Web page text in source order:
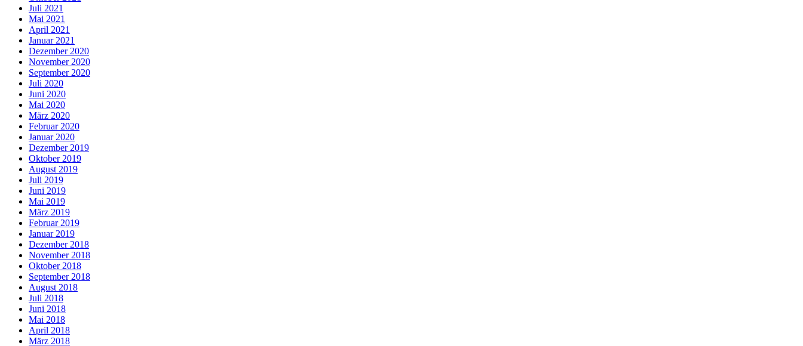
Juli 2021
Mai 2021
April 2021
Januar 2021
Dezember 2020
November 2020
September 2020
Juli 2020
Juni 2020
Mai 2020
März 2020
Februar 2020
Januar 2020
Dezember 2019
Oktober 2019
August 2019
Juli 2019
Juni 2019
Mai 2019
März 2019
Februar 2019
Januar 2019
Dezember 2018
November 2018
Oktober 2018
September 2018
August 2018
Juli 2018
Juni 2018
Mai 2018
April 2018
März 2018